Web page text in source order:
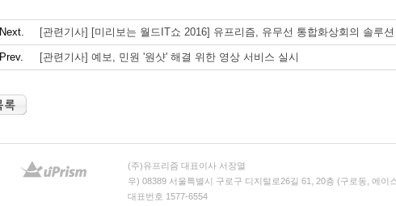
Next. [관련기사] [미리보는 월드IT쇼 2016] 유프리즘, 유무선 통합화상회의 솔루
Prev. [관련기사] 예보, 민원 '원샷' 해결 위한 영상 서비스 실시
(주)유프리즘 대표이사 서장열
우) 08389 서울특별시 구로구 디지털로26길 61, 20층 (구로동, 에이
대표번호 1577-6554